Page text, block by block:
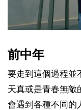
前中年
要走到這個過程並
天真或是青春無敵
會遇到各種不同的